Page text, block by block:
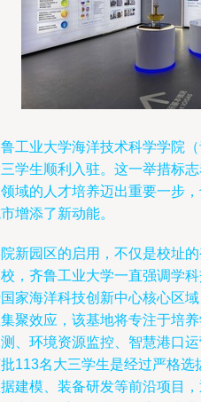
工业大学海洋技术科学学院
学生顺利入驻。这一举措标
域的人才培养迈出重要一步
增添了新动能。
新园区的启用，不仅是校址
，齐鲁工业大学一直强调学
家海洋科技创新中心核心区
聚效应，该基地将专注于培
、环境资源监控、智慧港口
113名大三学生是经过严格
建模、装备研发等前沿项目